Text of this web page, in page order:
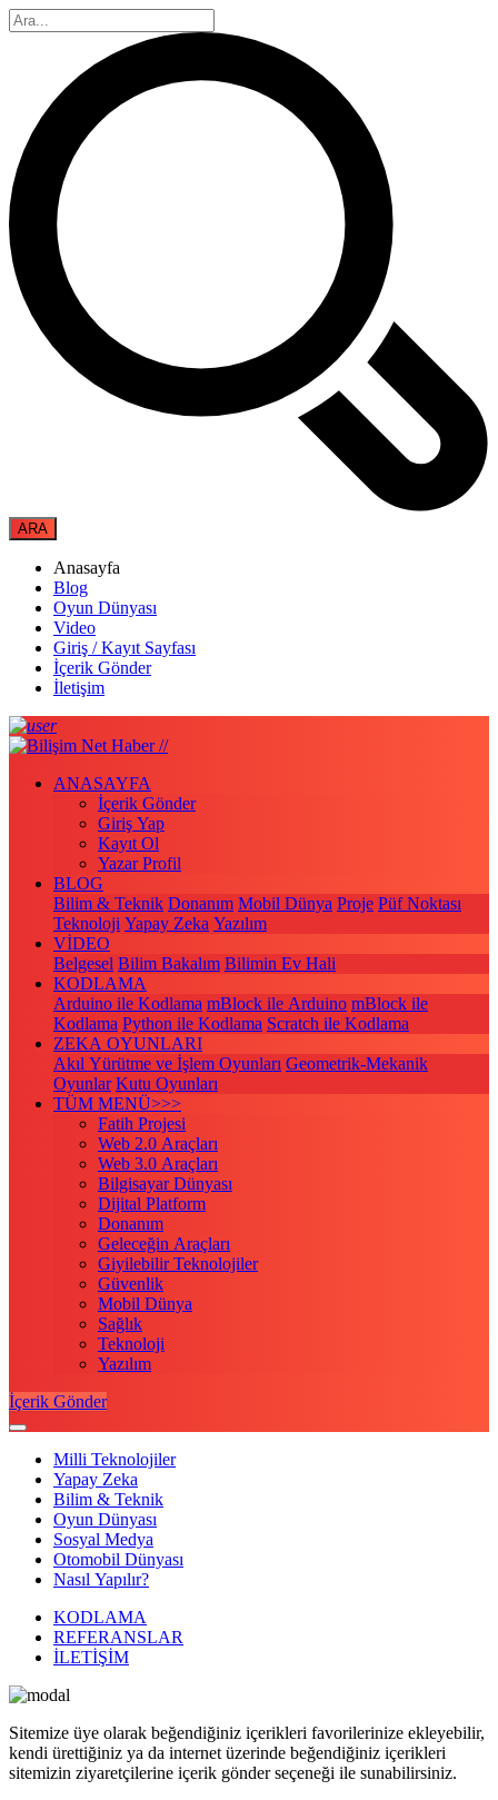
Anasayfa
Blog
Oyun Dünyası
Video
Giriş / Kayıt Sayfası
İçerik Gönder
İletişim
ANASAYFA
İçerik Gönder
Giriş Yap
Kayıt Ol
Yazar Profil
BLOG
Bilim & Teknik Donanım Mobil Dünya Proje Püf Noktası
Teknoloji Yapay Zeka Yazılım
VİDEO
Belgesel Bilim Bakalım Bilimin Ev Hali
KODLAMA
Arduino ile Kodlama mBlock ile Arduino mBlock ile
Kodlama Python ile Kodlama Scratch ile Kodlama
ZEKA OYUNLARI
Akıl Yürütme ve İşlem Oyunları Geometrik-Mekanik
Oyunlar Kutu Oyunları
TÜM MENÜ>>>
Fatih Projesi
Web 2.0 Araçları
Web 3.0 Araçları
Bilgisayar Dünyası
Dijital Platform
Donanım
Geleceğin Araçları
Giyilebilir Teknolojiler
Güvenlik
Mobil Dünya
Sağlık
Teknoloji
Yazılım
İçerik Gönder
Milli Teknolojiler
Yapay Zeka
Bilim & Teknik
Oyun Dünyası
Sosyal Medya
Otomobil Dünyası
Nasıl Yapılır?
KODLAMA
REFERANSLAR
İLETİŞİM
Sitemize üye olarak beğendiğiniz içerikleri favorilerinize ekleyebilir,
kendi ürettiğiniz ya da internet üzerinde beğendiğiniz içerikleri
sitemizin ziyaretçilerine içerik gönder seçeneği ile sunabilirsiniz.